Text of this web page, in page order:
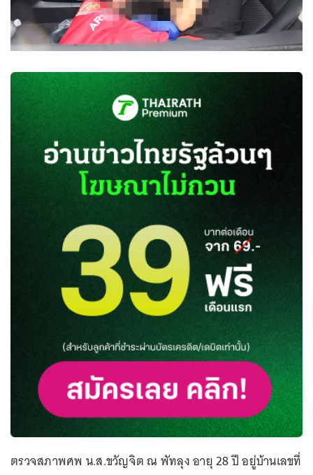
ตรวจสภาพศพ น.ส.ขวัญจิต ณ พัทลุง อายุ 28 ปี อยู่บ้านเลขที่